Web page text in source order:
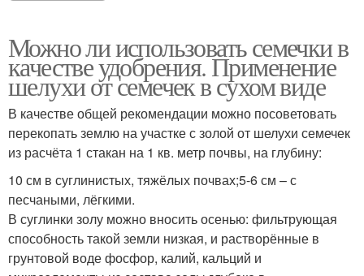
Можно ли использовать семечки в
качестве удобрения. Применение
шелухи от семечек в сухом виде
В качестве общей рекомендации можно посоветовать
перекопать землю на участке с золой от шелухи семечек
из расчёта 1 стакан на 1 кв. метр почвы, на глубину:
10 см в суглинистых, тяжёлых почвах;5-6 см – с
песчаными, лёгкими.
В суглинки золу можно вносить осенью: фильтрующая
способность такой земли низкая, и растворённые в
грунтовой воде фосфор, калий, кальций и